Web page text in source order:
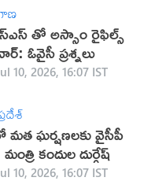
తో అస్సాం రైఫిల్స్
ఓవైసీ ప్రశ్నలు
10, 2026, 16:07 IST
ఘర్షణలకు వైసీపీ
మంత్రి కందుల దుర్గేష్
10, 2026, 16:07 IST